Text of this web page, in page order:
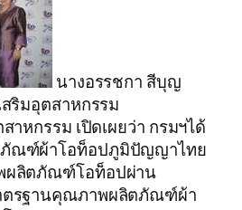
นางอรรชกา สีบุญ
สริมอุตสาหกรรม
าหกรรม เปิดเผยว่า กรมฯได้
ณฑ์ผ้าโอท็อปภูมิปัญญาไทย
ผลิตภัณฑ์โอท็อปผ่าน
ตรฐานคุณภาพผลิตภัณฑ์ผ้า